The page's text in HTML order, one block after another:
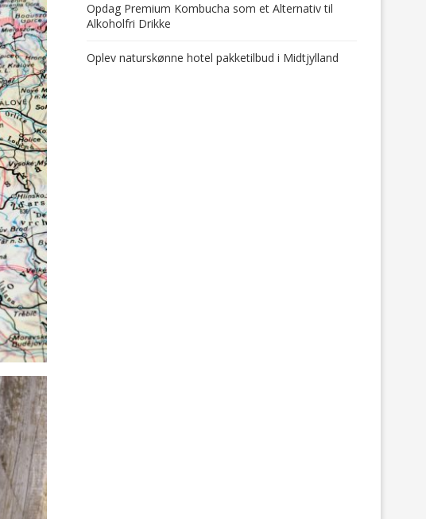
Opdag Premium Kombucha som et Alternativ til
Alkoholfri Drikke
Oplev naturskønne hotel pakketilbud i Midtjylland